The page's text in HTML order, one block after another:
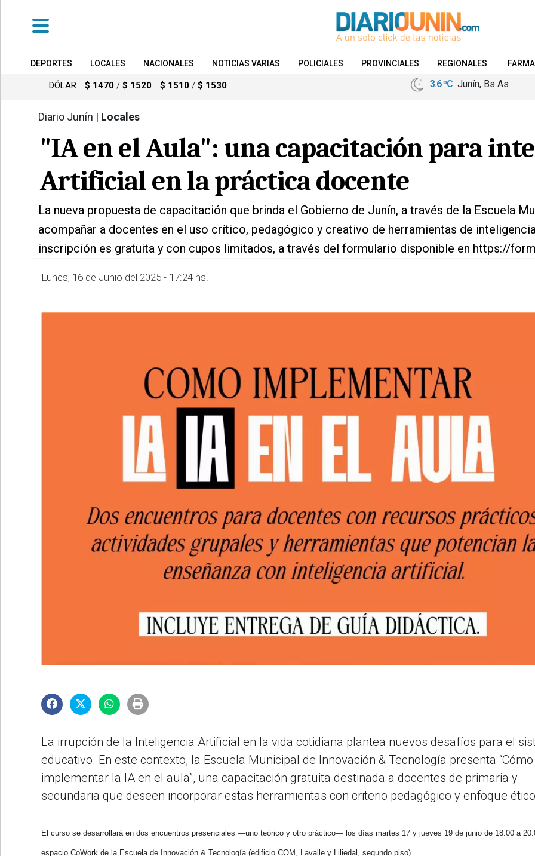
DEPORTES
LOCALES
NACIONALES
NOTICIAS
POLICIALES
DEPORTES LOCALES NACIONALES NOTICIAS VARIAS POLICIALES PROVINCIALES REGIONALES
DÓLAR $ 1470 / $ 1520 $ 1510 / $ 1530 3.6 ºC Junín, Bs As
Diario Junín | Locales
"IA en el Aula": una capacitación para
Artificial en la práctica docente
La nueva propuesta de capacitación que brinda el Gobierno de Junín, a través de la Escuela
acompañar a docentes en el uso crítico, pedagógico y creativo de herramientas de
inscripción es gratuita y con cupos limitados, a través del formulario disponible en https://
Lunes, 16 de Junio del 2025 - 17:24 hs.
La irrupción de la Inteligencia Artificial en la vida cotidiana plantea nuevos desafíos para el
educativo. En este contexto, la Escuela Municipal de Innovación & Tecnología presenta “Cómo
implementar la IA en el aula”, una capacitación gratuita destinada a docentes de primaria y
secundaria que deseen incorporar estas herramientas con criterio pedagógico y enfoque
El curso se desarrollará en dos encuentros presenciales —uno teórico y otro práctico— los días martes 17 y jueves 19 de junio de 18:00 a
espacio CoWork de la Escuela de Innovación & Tecnología (edificio COM, Lavalle y Liliedal, segundo piso).